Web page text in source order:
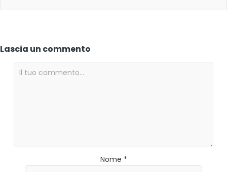
Lascia un commento
Nome *